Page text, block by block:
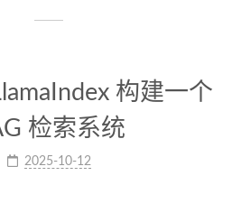
构建一个
检索系统
2025-10-12